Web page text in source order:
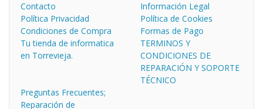
Contacto
Información Legal
Política Privacidad
Política de Cookies
Condiciones de Compra
Formas de Pago
Tu tienda de informatica
en Torrevieja.
TERMINOS Y
CONDICIONES DE
REPARACIÓN Y SOPORTE
TÉCNICO
Preguntas Frecuentes;
Reparación de